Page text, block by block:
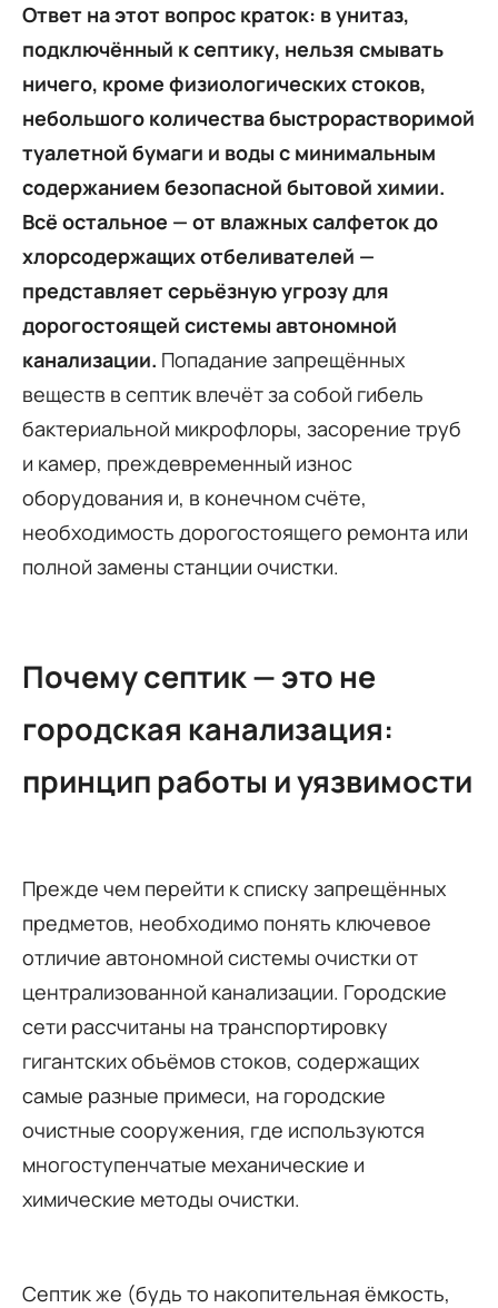
Ответ на этот вопрос краток: в унитаз,
подключённый к септику, нельзя смывать
ничего, кроме физиологических стоков,
небольшого количества быстрорастворимой
туалетной бумаги и воды с минимальным
содержанием безопасной бытовой химии.
Всё остальное — от влажных салфеток до
хлорсодержащих отбеливателей —
представляет серьёзную угрозу для
дорогостоящей системы автономной
канализации. Попадание запрещённых
веществ в септик влечёт за собой гибель
бактериальной микрофлоры, засорение труб
и камер, преждевременный износ
оборудования и, в конечном счёте,
необходимость дорогостоящего ремонта или
полной замены станции очистки.
Почему септик — это не
городская канализация:
принцип работы и уязвимости
Прежде чем перейти к списку запрещённых
предметов, необходимо понять ключевое
отличие автономной системы очистки от
централизованной канализации. Городские
сети рассчитаны на транспортировку
гигантских объёмов стоков, содержащих
самые разные примеси, на городские
очистные сооружения, где используются
многоступенчатые механические и
химические методы очистки.
Септик же (будь то накопительная ёмкость,